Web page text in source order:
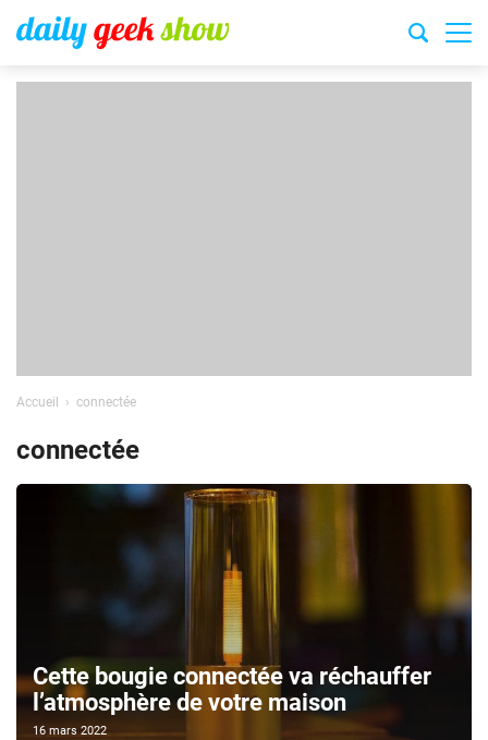
Accueil connectée
connectée
Cette bougie connectée va réchauffer
l’atmosphère de votre maison
16 mars 2022